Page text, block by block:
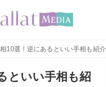
10選！逆にあるといい手相も紹介
といい手相も紹